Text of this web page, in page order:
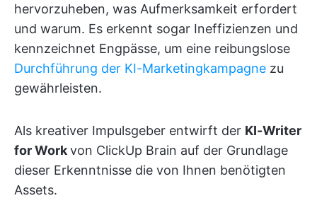
hervorzuheben, was Aufmerksamkeit erfordert
und warum. Es erkennt sogar Ineffizienzen und
kennzeichnet Engpässe, um eine reibungslose
Durchführung der KI-Marketingkampagne zu
gewährleisten.
Als kreativer Impulsgeber entwirft der KI-Writer
for Workvon ClickUp Brain auf der Grundlage
dieser Erkenntnisse die von Ihnen benötigten
Assets.